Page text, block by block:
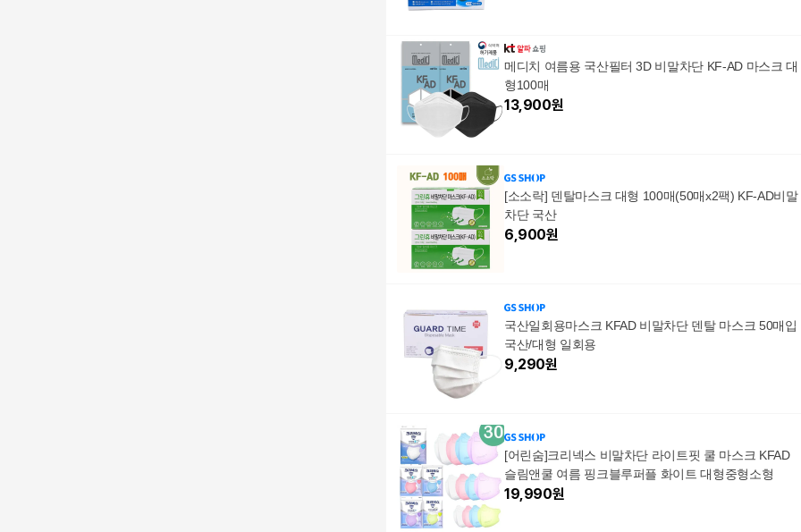
메디치 여름용 국산필터 3D 비말차단 KF-AD 마스크 대
형100매
13,900원
[소소락] 덴탈마스크 대형 100매(50매x2팩) KF-AD비말
차단 국산
6,900원
국산일회용마스크 KFAD 비말차단 덴탈 마스크 50매입
국산/대형 일회용
9,290원
[어린숨]크리넥스 비말차단 라이트핏 쿨 마스크 KFAD
슬림앤쿨 여름 핑크블루퍼플 화이트 대형중형소형
19,990원